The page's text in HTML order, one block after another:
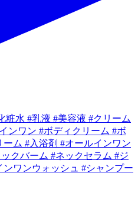
粧水 #乳液 #美容液 #クリーム
ンワン #ボディクリーム #ボ
ーム #入浴剤 #オールインワン
クバーム #ネックセラム #ジ
ンワンウォッシュ #シャンプー